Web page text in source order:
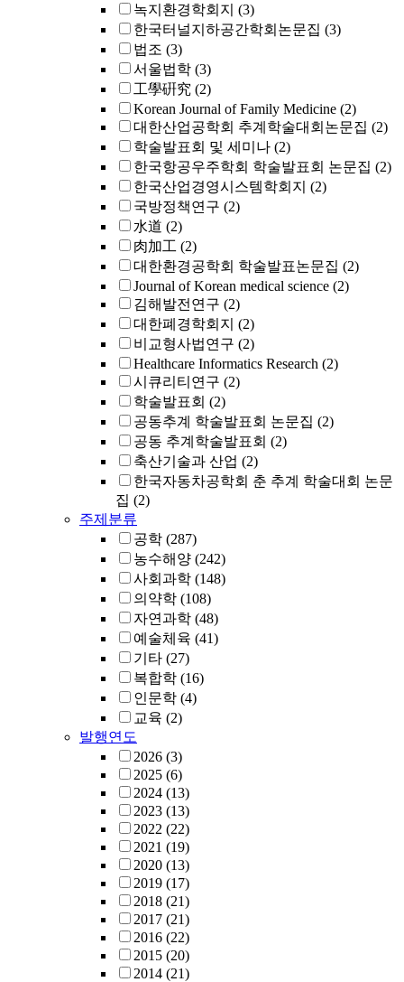
녹지환경학회지 (3)
한국터널지하공간학회논문집 (3)
법조 (3)
서울법학 (3)
工學硏究 (2)
Korean Journal of Family Medicine (2)
대한산업공학회 추계학술대회논문집 (2)
학술발표회 및 세미나 (2)
한국항공우주학회 학술발표회 논문집 (2)
한국산업경영시스템학회지 (2)
국방정책연구 (2)
水道 (2)
肉加工 (2)
대한환경공학회 학술발표논문집 (2)
Journal of Korean medical science (2)
김해발전연구 (2)
대한폐경학회지 (2)
비교형사법연구 (2)
Healthcare Informatics Research (2)
시큐리티연구 (2)
학술발표회 (2)
공동추계 학술발표회 논문집 (2)
공동 추계학술발표회 (2)
축산기술과 산업 (2)
한국자동차공학회 춘 추계 학술대회 논문
집 (2)
주제분류
공학 (287)
농수해양 (242)
사회과학 (148)
의약학 (108)
자연과학 (48)
예술체육 (41)
기타 (27)
복합학 (16)
인문학 (4)
교육 (2)
발행연도
2026 (3)
2025 (6)
2024 (13)
2023 (13)
2022 (22)
2021 (19)
2020 (13)
2019 (17)
2018 (21)
2017 (21)
2016 (22)
2015 (20)
2014 (21)